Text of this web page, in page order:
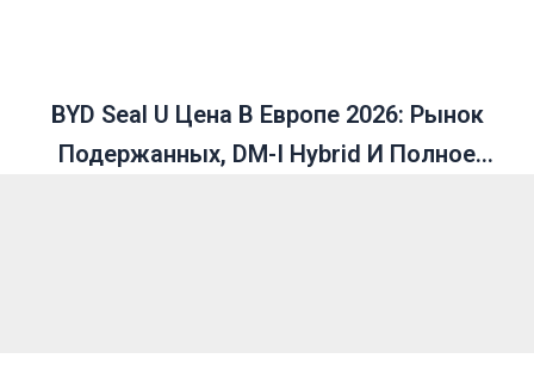
BYD Seal U Цена В Европе 2026: Рынок
Подержанных, DM-I Hybrid И Полное